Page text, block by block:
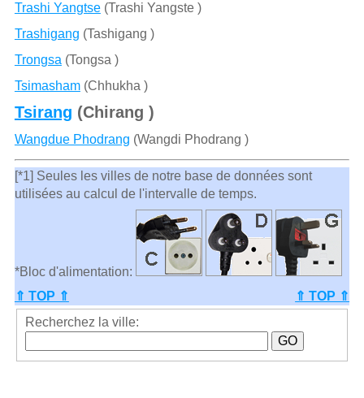
Trashi Yangtse(Trashi Yangste )
Trashigang (Tashigang )
Trongsa (Tongsa )
Tsimasham(Chhukha )
Tsirang (Chirang )
Wangdue Phodrang (Wangdi Phodrang )
[*1] Seules les villes de notre base de données sont
utilisées au calcul de l'intervalle de temps.
*Bloc d'alimentation:
⇑ TOP ⇑
⇑ TOP ⇑
Recherchez la ville: